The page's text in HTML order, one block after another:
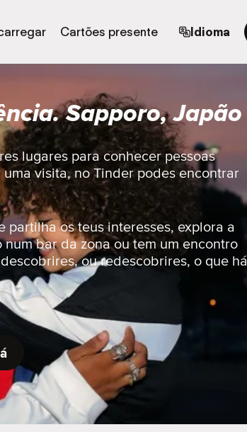
Cartões presente Idioma
Sapporo, Japão
lugares para conhecer pessoas
visita, no Tinder podes encontrar
partilha os teus interesses, explora a
bar da zona ou tem um encontro
ou redescobrires, o que há